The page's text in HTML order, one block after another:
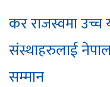
कर राजस्वमा उच्च
संस्थाहरुलाई
सम्मान